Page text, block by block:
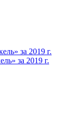
за 2019 г.
за 2019 г.